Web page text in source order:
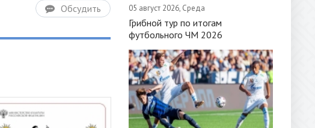
Обсудить 05 август 2026, Среда
Грибной тур по итогам
футбольного ЧМ 2026